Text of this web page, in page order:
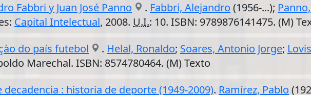
Fabbri y Juan José Panno
. Fabbri, Alejandro (1956-...);
Capital Intelectual, 2008. U.I.: 10. ISBN: 9789876141475. (M)
do país futebol
. Helal, Ronaldo; Soares, Antonio Jorge;
Marechal. ISBN: 8574780464. (M) Texto
: historia de deporte (1949-2009). Ramírez, Pablo